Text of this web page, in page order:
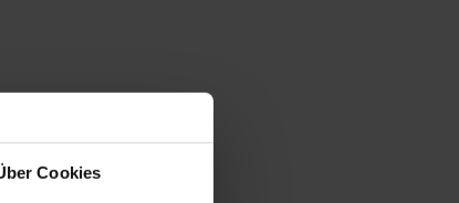
Cookies